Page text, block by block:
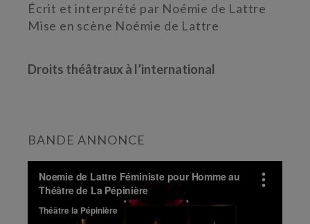
Écrit et interprété par Noémie de Lattre
Mise en scène Noémie de Lattre
Droits théâtraux à l’international
BANDE ANNONCE